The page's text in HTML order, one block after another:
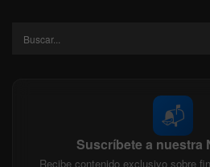
📬
Suscríbete a nuestra
Recibe contenido exclusivo sobre